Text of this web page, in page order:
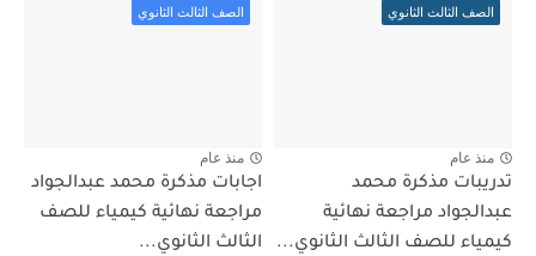
الصف الثالث الثانوي
منذ عام
تدريبات مذكرة محمد
عبدالجواد مراجعة نهائية
كيمياء للصف الثالث الثانوي...
الصف الثالث الثانوي
منذ عام
اجابات مذكرة محمد عبدالجواد
مراجعة نهائية كيمياء للصف
الثالث الثانوي...